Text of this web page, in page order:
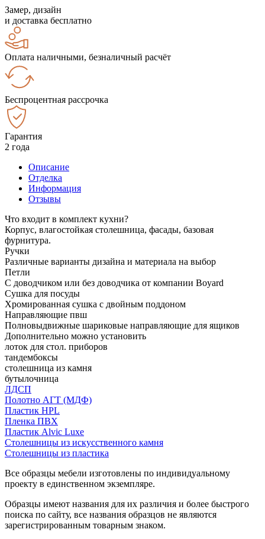
Замер, дизайн
и доставка бесплатно
Оплата наличными, безналичный расчёт
Беспроцентная рассрочка
Гарантия
2 года
Описание
Отделка
Информация
Отзывы
Что входит в комплект кухни?
Корпус, влагостойкая столешница, фасады, базовая
фурнитура.
Ручки
Различные варианты дизайна и материала на выбор
Петли
С доводчиком или без доводчика от компании Boyard
Сушка для посуды
Хромированная сушка с двойным поддоном
Направляющие пвш
Полновыдвижные шариковые направляющие для ящиков
Дополнительно можно установить
лоток для стол. приборов
тандембоксы
столешница из камня
бутылочница
ЛДСП
Полотно АГТ (МДФ)
Пластик HPL
Пленка ПВХ
Пластик Alvic Luxe
Столешницы из искусственного камня
Столешницы из пластика
Все образцы мебели изготовлены по индивидуальному
проекту в единственном экземпляре.
Образцы имеют названия для их различия и более быстрого
поиска по сайту, все названия образцов не являются
зарегистрированным товарным знаком.